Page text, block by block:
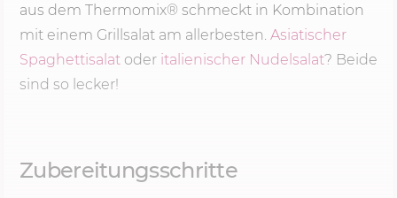
aus dem Thermomix® schmeckt in Kombination
mit einem Grillsalat am allerbesten. Asiatischer
Spaghettisalat oder italienischer Nudelsalat? Beide
sind so lecker!
Zubereitungsschritte